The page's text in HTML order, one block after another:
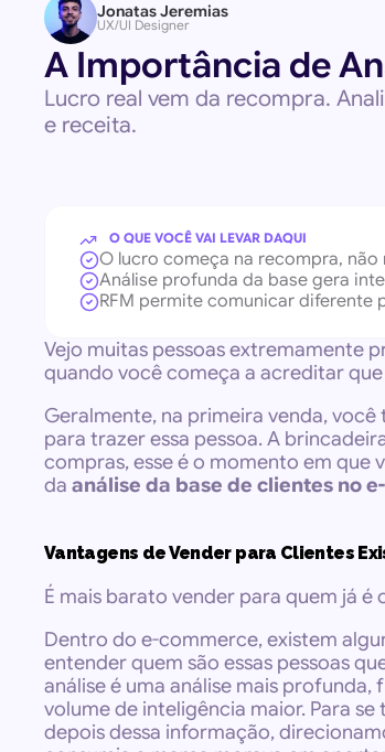
Jonatas Jeremias
UX/UI Designer
A Importância de
Lucro real vem da recompra.
e receita.
O QUE VOCÊ VAI LEVAR DAQUI
O lucro começa na recompra, não
Análise profunda da base gera
RFM permite comunicar diferente
Vejo muitas pessoas extremamente
quando você começa a acreditar
Geralmente, na primeira venda,
para trazer essa pessoa. A
compras, esse é o momento em que
da análise da base de clientes no
Vantagens de Vender para Clientes
É mais barato vender para quem já é
Dentro do e-commerce, existem
entender quem são essas pessoas
análise é uma análise mais
volume de inteligência maior. Para
depois dessa informação,